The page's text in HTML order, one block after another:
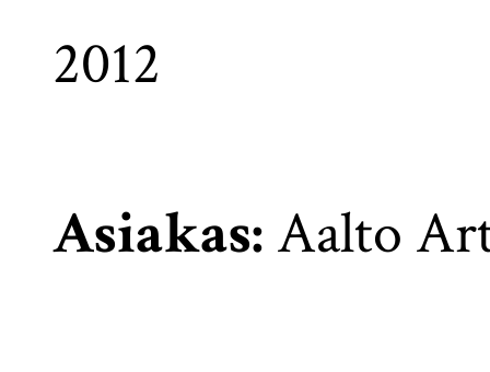
2012
Asiakas:Aalto